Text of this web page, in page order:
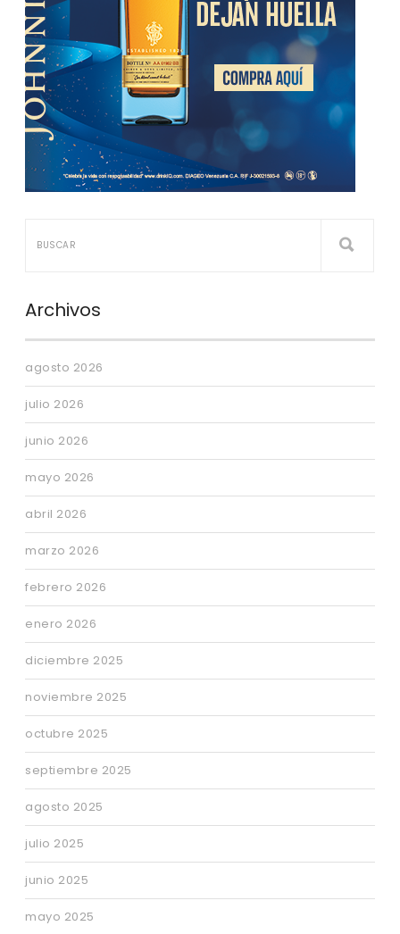
Archivos
agosto 2026
julio 2026
junio 2026
mayo 2026
abril 2026
marzo 2026
febrero 2026
enero 2026
diciembre 2025
noviembre 2025
octubre 2025
septiembre 2025
agosto 2025
julio 2025
junio 2025
mayo 2025